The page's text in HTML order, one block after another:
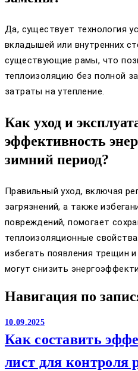
Да, существует технология
вкладышей или внутренних
существующие рамы, что
теплоизоляцию без полной
затраты на утепление.
Как уход и
эффективность
зимний период?
Правильный уход, включая
загрязнений, а также
повреждений, помогает
теплоизоляционные
избегать появления трещин
могут снизить
Навигация по
10.09.2025
Как составить
лист для контроля